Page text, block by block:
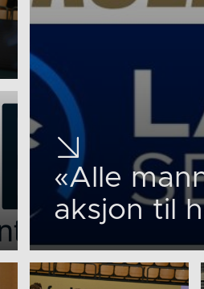
«Alle
aksjon til